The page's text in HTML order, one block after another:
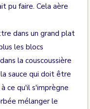
pu faire. Cela aère
dans un grand plat
les blocs
la couscoussière
sauce qui doit être
ce qu'il s'imprègne
mélanger le